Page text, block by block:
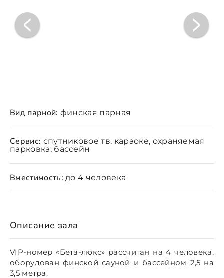
Вид парной: финская парная
Сервис: спутниковое тв, караоке, охраняемая
парковка, бассейн
Вместимость: до 4 человека
Описание зала
VIP-номер «Бета-люкс» рассчитан на 4 человека,
оборудован финской сауной и бассейном 2,5 на
3,5 метра.